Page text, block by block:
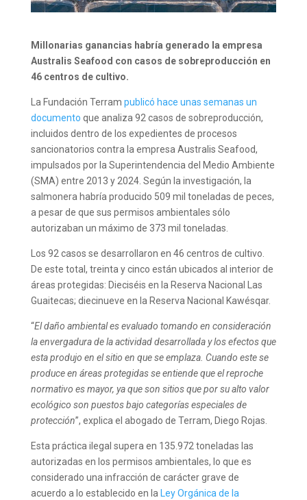
Millonarias ganancias habría generado la empresa
Australis Seafood con casos de sobreproducción en
46 centros de cultivo.
La Fundación Terram publicó hace unas semanas un
documento que analiza 92 casos de sobreproducción,
incluidos dentro de los expedientes de procesos
sancionatorios contra la empresa Australis Seafood,
impulsados por la Superintendencia del Medio Ambiente
(SMA) entre 2013 y 2024. Según la investigación, la
salmonera habría producido 509 mil toneladas de peces,
a pesar de que sus permisos ambientales sólo
autorizaban un máximo de 373 mil toneladas.
Los 92 casos se desarrollaron en 46 centros de cultivo.
De este total, treinta y cinco están ubicados al interior de
áreas protegidas: Dieciséis en la Reserva Nacional Las
Guaitecas; diecinueve en la Reserva Nacional Kawésqar.
“El daño ambiental es evaluado tomando en consideración
la envergadura de la actividad desarrollada y los efectos que
esta produjo en el sitio en que se emplaza. Cuando este se
produce en áreas protegidas se entiende que el reproche
normativo es mayor, ya que son sitios que por su alto valor
ecológico son puestos bajo categorías especiales de
protección”, explica el abogado de Terram, Diego Rojas.
Esta práctica ilegal supera en 135.972 toneladas las
autorizadas en los permisos ambientales, lo que es
considerado una infracción de carácter grave de
acuerdo a lo establecido en la
Ley Orgánica de la